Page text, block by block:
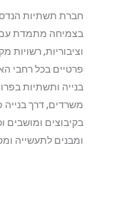
חברת תשתיות
בצמיחה מתמדת עם
וציבוריות, רשויות
פרטיים בכל רחבי
בנייה ותשתיות
משרדים, דרך
בקיבוצים ומושבים
ומבנים לתעשייה